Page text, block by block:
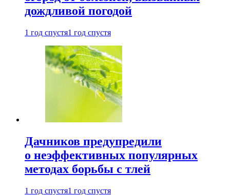
дождливой погодой
1 год спустя1 год спустя
Дачников предупредили
о неэффективных популярных
методах борьбы с тлей
1 год спустя1 год спустя